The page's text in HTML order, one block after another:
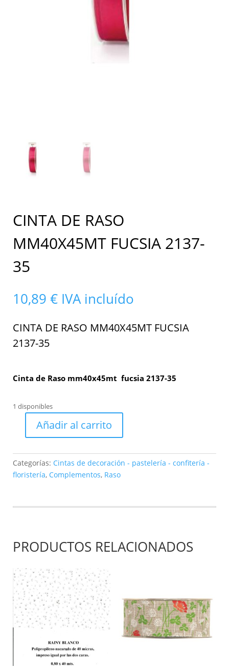
CINTA DE RASO
MM40X45MT FUCSIA 2137-
35
10,89 € IVA incluído
CINTA DE RASO MM40X45MT FUCSIA
2137-35
Cinta de Raso mm40x45mt fucsia 2137-35
1 disponibles
Raso
mm40x45mt
fucsia
Añadir al carrito
Categorías: Cintas de decoración - pastelería - confitería -
floristería, Complementos, Raso
PRODUCTOS RELACIONADOS